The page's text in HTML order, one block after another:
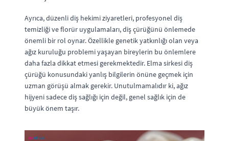
Ayrıca, düzenli diş hekimi ziyaretleri, profesyonel diş
temizliği ve florür uygulamaları, diş çürüğünü önlemede
önemli bir rol oynar. Özellikle genetik yatkınlığı olan veya
ağız kuruluğu problemi yaşayan bireylerin bu önlemlere
daha fazla dikkat etmesi gerekmektedir. Elma sirkesi diş
çürüğü konusundaki yanlış bilgilerin önüne geçmek için
uzman görüşü almak gerekir. Unutulmamalıdır ki, ağız
hijyeni sadece diş sağlığı için değil, genel sağlık için de
büyük önem taşır.